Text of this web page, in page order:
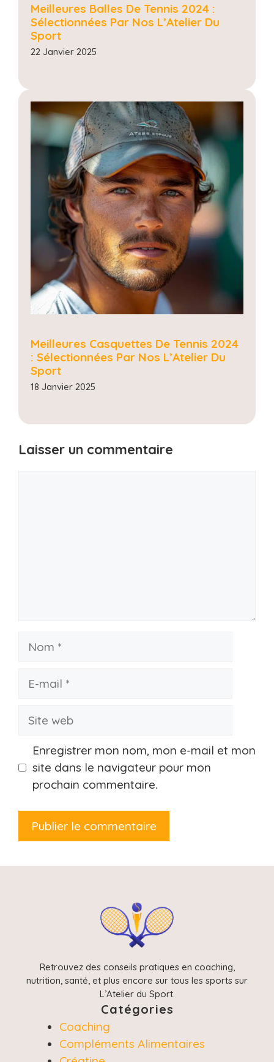
Meilleures Balles De Tennis 2024 :
Sélectionnées Par Nos L’Atelier Du
Sport
22 Janvier 2025
Meilleures Casquettes De Tennis 2024
: Sélectionnées Par Nos L’Atelier Du
Sport
18 Janvier 2025
Laisser un commentaire
Nom
Site
Enregistrer mon nom, mon e-mail et mon
site dans le navigateur pour mon
prochain commentaire.
Retrouvez des conseils pratiques en coaching,
nutrition, santé, et plus encore sur tous les sports sur
L’Atelier du Sport.
Catégories
Coaching
Compléments Alimentaires